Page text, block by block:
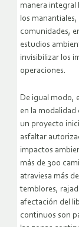
manera integral
los
comunidades,
estudios
invisibilizar los
operaciones.
De igual modo,
en la modalidad
un proyecto
asfaltar
impactos
más de 300
atraviesa más
temblores,
afectación del
continuos son